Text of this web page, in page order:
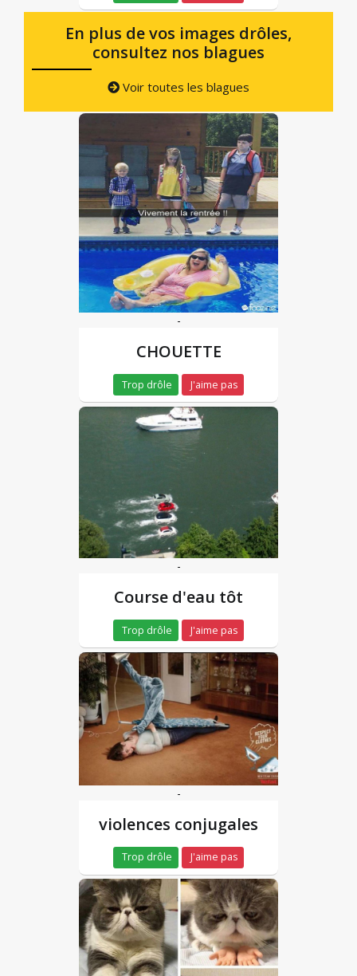
En plus de vos images drôles,
consultez nos blagues
Voir toutes les blagues
-
CHOUETTE
Trop drôle J'aime pas
-
Course d'eau tôt
Trop drôle J'aime pas
-
violences conjugales
Trop drôle J'aime pas